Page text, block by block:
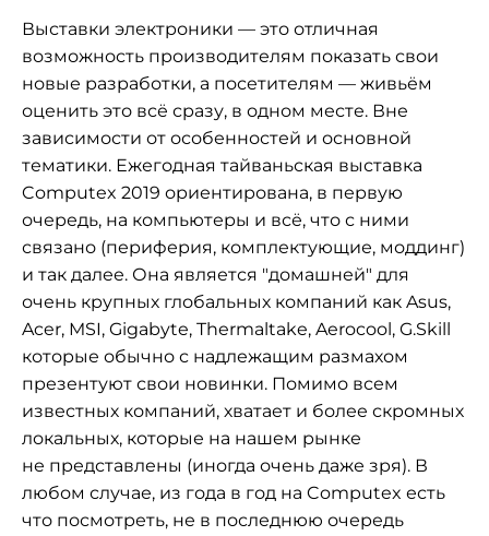
Выставки электроники — это отличная
возможность производителям показать свои
новые разработки, а посетителям — живьём
оценить это всё сразу, в одном месте. Вне
зависимости от особенностей и основной
тематики. Ежегодная тайваньская выставка
Computex 2019 ориентирована, в первую
очередь, на компьютеры и всё, что с ними
связано (периферия, комплектующие, моддинг)
и так далее. Она является "домашней" для
очень крупных глобальных компаний как Asus,
Acer, MSI, Gigabyte, Thermaltake, Aerocool, G.Skill
которые обычно с надлежащим размахом
презентуют свои новинки. Помимо всем
известных компаний, хватает и более скромных
локальных, которые на нашем рынке
не представлены (иногда очень даже зря). В
любом случае, из года в год на Computex есть
что посмотреть, не в последнюю очередь